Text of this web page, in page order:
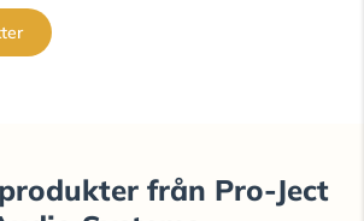
från Pro-Ject